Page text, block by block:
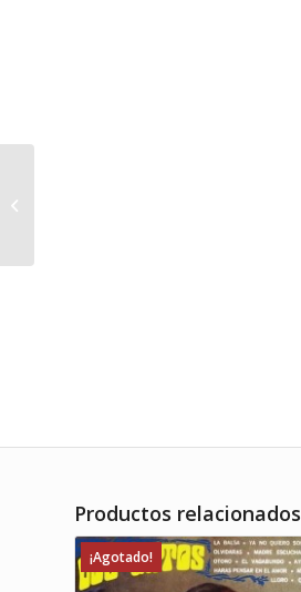
Productos relacionados
¡Agotado!